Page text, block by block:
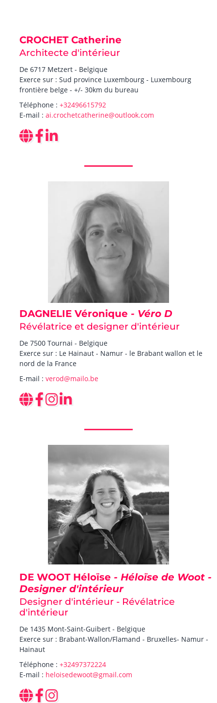
CROCHET Catherine
Architecte d'intérieur
De 6717 Metzert - Belgique
Exerce sur : Sud province Luxembourg - Luxembourg
frontière belge - +/- 30km du bureau
Téléphone : +32496615792
E-mail : ai.crochetcatherine@outlook.com
DAGNELIE Véronique - Véro D
Révélatrice et designer d'intérieur
De 7500 Tournai - Belgique
Exerce sur : Le Hainaut - Namur - le Brabant wallon et le
nord de la France
E-mail : verod@mailo.be
DE WOOT Héloïse - Héloïse de Woot -
Designer d'intérieur
Designer d'intérieur - Révélatrice
d'intérieur
De 1435 Mont-Saint-Guibert - Belgique
Exerce sur : Brabant-Wallon/Flamand - Bruxelles- Namur -
Hainaut
Téléphone : +32497372224
E-mail : heloisedewoot@gmail.com